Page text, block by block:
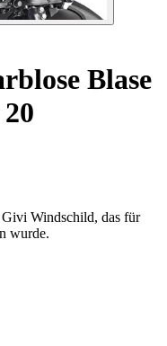
Blase
Windschild, das für
wurde.